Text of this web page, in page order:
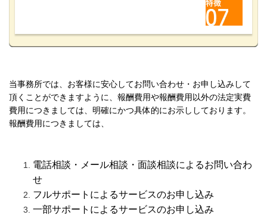
当事務所では、お客様に安心してお問い合わせ・お申し込みして
頂くことができますように、報酬費用や報酬費用以外の法定実費
費用につきましては、明確にかつ具体的にお示ししております。
報酬費用につきましては、
電話相談・メール相談・面談相談によるお問い合わ
せ
フルサポートによるサービスのお申し込み
一部サポートによるサービスのお申し込み